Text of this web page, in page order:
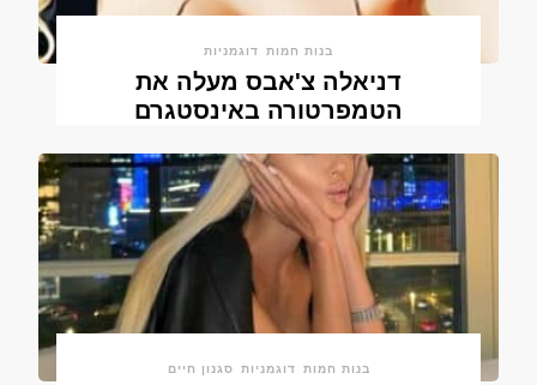
בנות חמות דוגמניות
דניאלה צ'אבס מעלה את
הטמפרטורה באינסטגרם
בנות חמות דוגמניות סגנון חיים